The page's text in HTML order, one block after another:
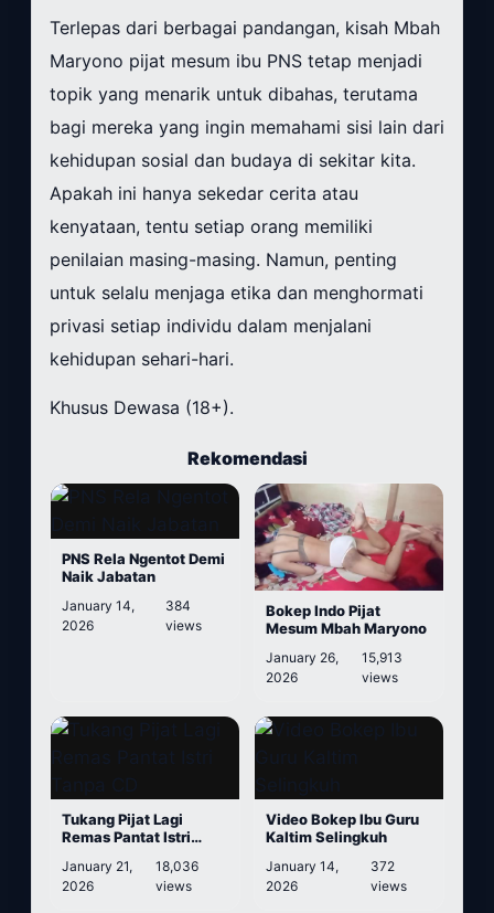
Terlepas dari berbagai pandangan, kisah Mbah
Maryono pijat mesum ibu PNS tetap menjadi
topik yang menarik untuk dibahas, terutama
bagi mereka yang ingin memahami sisi lain dari
kehidupan sosial dan budaya di sekitar kita.
Apakah ini hanya sekedar cerita atau
kenyataan, tentu setiap orang memiliki
penilaian masing-masing. Namun, penting
untuk selalu menjaga etika dan menghormati
privasi setiap individu dalam menjalani
kehidupan sehari-hari.
Khusus Dewasa (18+).
Rekomendasi
PNS Rela Ngentot Demi
Naik Jabatan
January 14,
2026
384
views
Bokep Indo Pijat
Mesum Mbah Maryono
January 26,
2026
15,913
views
Tukang Pijat Lagi
Remas Pantat Istri
January 21,
2026
18,036
views
Video Bokep Ibu Guru
Kaltim Selingkuh
January 14,
2026
372
views